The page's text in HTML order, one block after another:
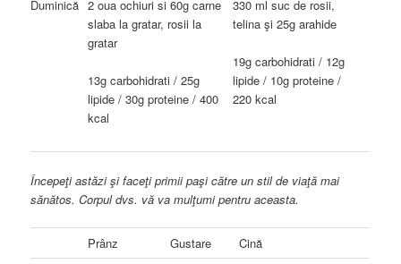
Duminică 2 oua ochiuri si 60g carne
slaba la gratar, rosii la
gratar
13g carbohidrati / 25g
lipide / 30g proteine / 400
kcal
330 ml suc de rosii,
telina şi 25g arahide
19g carbohidrati / 12g
lipide / 10g proteine /
220 kcal
Începeţi astăzi şi faceţi primii paşi către un stil de viaţă mai
sănătos. Corpul dvs. vă va mulţumi pentru aceasta.
Prânz Gustare
Cină